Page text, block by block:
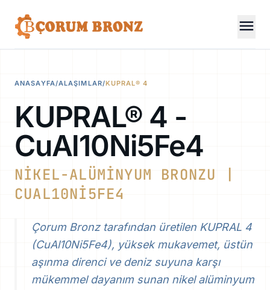
menu
ANASAYFA/ALAŞIMLAR/KUPRAL® 4
KUPRAL® 4 -
CuAl10Ni5Fe4
NIKEL-ALÜMINYUM BRONZU |
CUAL10NI5FE4
Çorum Bronz tarafından üretilen KUPRAL 4
(CuAl10Ni5Fe4), yüksek mukavemet, üstün
aşınma direnci ve deniz suyuna karşı
mükemmel dayanım sunan nikel alüminyum